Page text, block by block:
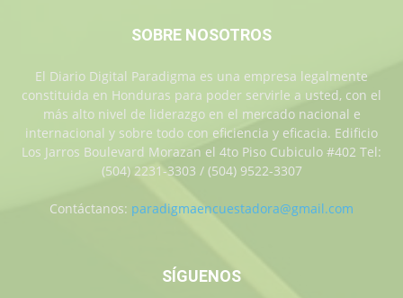
SOBRE NOSOTROS
El Diario Digital Paradigma es una empresa legalmente
constituida en Honduras para poder servirle a usted, con el
más alto nivel de liderazgo en el mercado nacional e
internacional y sobre todo con eficiencia y eficacia. Edificio
Los Jarros Boulevard Morazan el 4to Piso Cubiculo #402 Tel:
(504) 2231-3303 / (504) 9522-3307
Contáctanos: paradigmaencuestadora@gmail.com
SÍGUENOS